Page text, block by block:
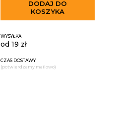
DODAJ DO
KOSZYKA
WYSYŁKA
od 19 zł
CZAS DOSTAWY
(potwierdzamy mailowo)